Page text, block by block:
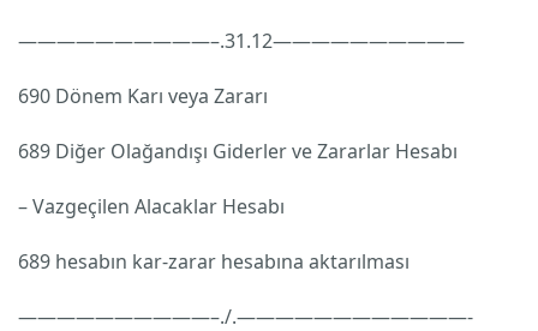
——————————–.31.12——————————
690 Dönem Karı veya Zararı
689 Diğer Olağandışı Giderler ve Zararlar Hesabı
– Vazgeçilen Alacaklar Hesabı
689 hesabın kar-zarar hesabına aktarılması
——————————–./.————————————-